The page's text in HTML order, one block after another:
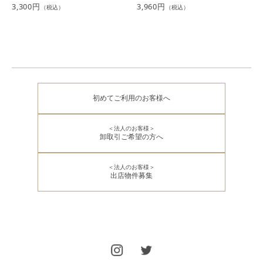
3,300円 （税込） 3,960円 （税込）
初めてご利用のお客様へ
＜法人のお客様＞
卸取引ご希望の方へ
＜法人のお客様＞
出店物件募集